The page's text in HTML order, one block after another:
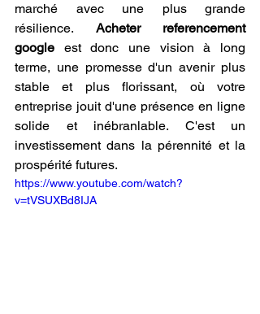
marché avec une plus grande
résilience. Acheter referencement
google est donc une vision à long
terme, une promesse d'un avenir plus
stable et plus florissant, où votre
entreprise jouit d'une présence en ligne
solide et inébranlable. C'est un
investissement dans la pérennité et la
prospérité futures.
https://www.youtube.com/watch?
v=tVSUXBd8IJA